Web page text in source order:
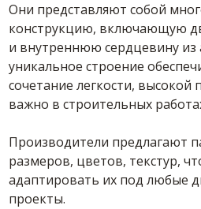
Они представляют собой
конструкцию, включающую
и внутреннюю сердцевину
уникальное строение
сочетание легкости, высокой
важно в строительных
Производители предлагают
размеров, цветов, текстур,
адаптировать их под любые
проекты.